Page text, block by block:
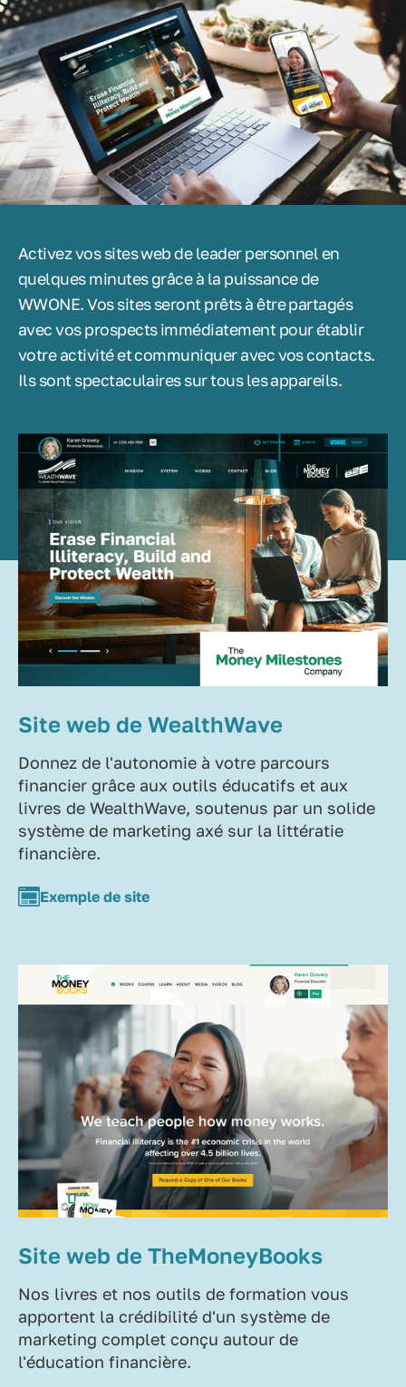
Activez vos sites web de leader personnel en
quelques minutes grâce à la puissance de
WWONE. Vos sites seront prêts à être partagés
avec vos prospects immédiatement pour établir
votre activité et communiquer avec vos contacts.
Ils sont spectaculaires sur tous les appareils.
Site web de WealthWave
Donnez de l'autonomie à votre parcours
financier grâce aux outils éducatifs et aux
livres de WealthWave, soutenus par un solide
système de marketing axé sur la littératie
financière.
Exemple de site
Site web de TheMoneyBooks
Nos livres et nos outils de formation vous
apportent la crédibilité d'un système de
marketing complet conçu autour de
l'éducation financière.